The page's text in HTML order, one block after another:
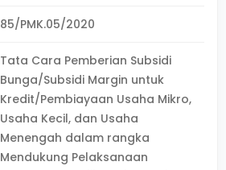
85/PMK.05/2020
Tata Cara Pemberian Subsidi
Bunga/Subsidi Margin untuk
Kredit/Pembiayaan Usaha Mikro,
Usaha Kecil, dan Usaha
Menengah dalam rangka
Mendukung Pelaksanaan